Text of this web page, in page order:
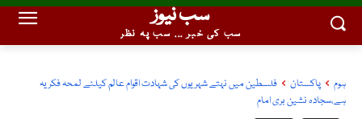
سب نیوز
سب کی خبر ... سب پہ نظر
ہوم پاکستان
فلسطین میں نہتے شہریوں کی شہادت اقوام عالم کیلئے لمحہ فکریہ
ہے،سجادہ نشین بری امام